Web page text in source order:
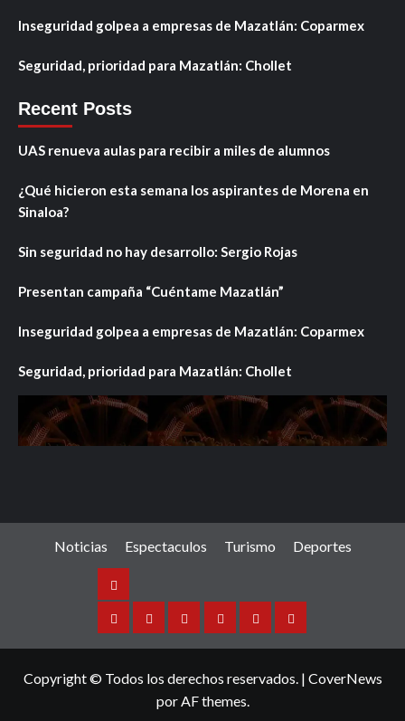
Inseguridad golpea a empresas de Mazatlán: Coparmex
Seguridad, prioridad para Mazatlán: Chollet
Recent Posts
UAS renueva aulas para recibir a miles de alumnos
¿Qué hicieron esta semana los aspirantes de Morena en
Sinaloa?
Sin seguridad no hay desarrollo: Sergio Rojas
Presentan campaña “Cuéntame Mazatlán”
Inseguridad golpea a empresas de Mazatlán: Coparmex
Seguridad, prioridad para Mazatlán: Chollet
Noticias Espectaculos Turismo Deportes
Noticias
SinaloaNacionalInternacionalEspectaculos
TurismoDeportes
Copyright © Todos los derechos reservados. | CoverNews
por AF themes.